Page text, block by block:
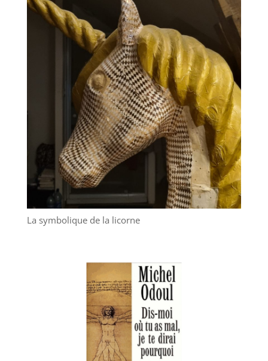
La symbolique de la licorne